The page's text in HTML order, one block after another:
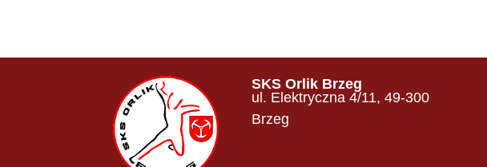
SKS Orlik Brzeg
ul. Elektryczna 4/11, 49-300
Brzeg​